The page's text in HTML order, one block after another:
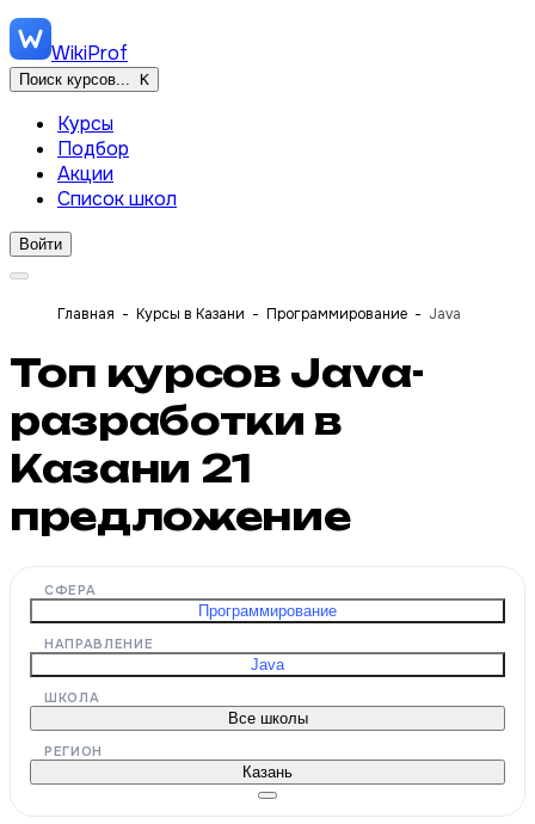
WikiProf
Поиск курсов... K
Курсы
Подбор
Акции
Список школ
Войти
Главная Курсы в Казани Программирование Java
Топ курсов Java-
разработки в
Казани 21
предложение
СФЕРА
Программирование
НАПРАВЛЕНИЕ
Java
ШКОЛА
Все школы
РЕГИОН
Казань